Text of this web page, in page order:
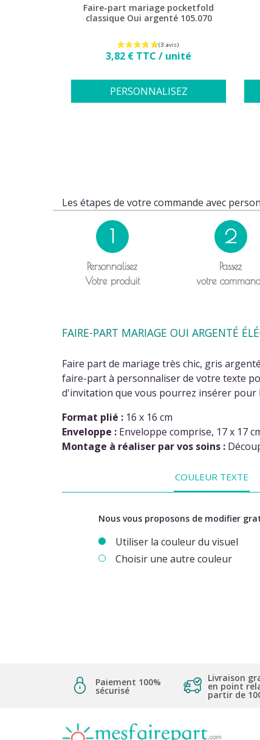
Faire-part mariage pocketfold
classique Oui argenté 105.070
Prix
3,82 € TTC / unité
PERSONNALISEZ
Les étapes de votre commande avec
1
Personnalisez
Votre produit
2
Passez
votre
FAIRE-PART MARIAGE OUI ARGENTÉ
Faire part de mariage très chic, gris
faire-part à personnaliser de votre texte
d'invitation que vous pourrez insérer pour
Format plié : 16 x 16 cm
Enveloppe : Enveloppe comprise, 17 x 17
Montage à réaliser par vos soins :
COULEUR TEXTE
Nous vous proposons de modifier
Utiliser la couleur du visuel
Choisir une autre couleur
Paiement 100%
sécurisé
Livraison
en point
partir de